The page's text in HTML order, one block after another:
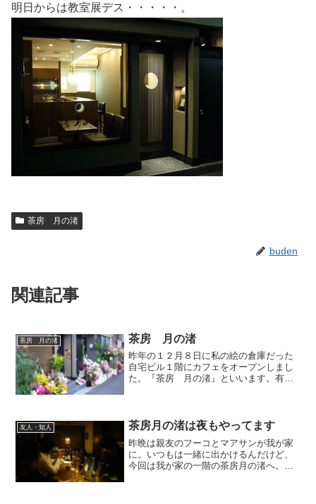
明日からは教室展デス・・・・・。
茶房 月の渚
buden
関連記事
茶房 月の渚 茶房 月の渚
昨年の１２月８日に私の絵の倉庫だった
自宅ビル１階にカフェをオープンしまし
た。『茶房 月の渚』といいます。有難
最近、月をテーマに描くこ...
友人・知人 茶房月の渚は夜もやってます
昨晩は親友のフーコとマアサンが我が家
に。いつもは一緒に出かけるんだけど、
今回は我が家の一階の茶房月の渚へ。ご